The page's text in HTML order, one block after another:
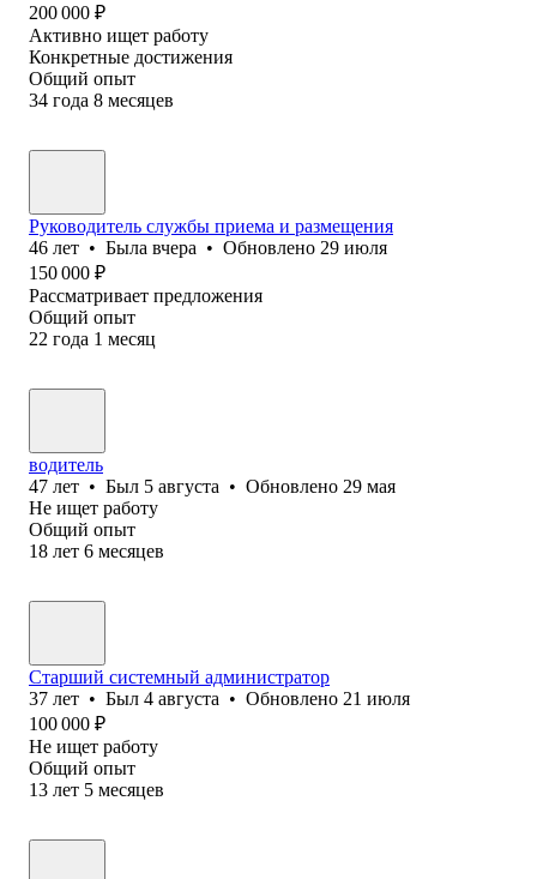
200 000 ₽
Активно ищет работу
Конкретные достижения
Общий опыт
34 года 8 месяцев
Руководитель службы приема и размещения
46 лет • Была вчера • Обновлено 29 июля
150 000 ₽
Рассматривает предложения
Общий опыт
22 года 1 месяц
водитель
47 лет • Был 5 августа • Обновлено 29 мая
Не ищет работу
Общий опыт
18 лет 6 месяцев
Старший системный администратор
37 лет • Был 4 августа • Обновлено 21 июля
100 000 ₽
Не ищет работу
Общий опыт
13 лет 5 месяцев